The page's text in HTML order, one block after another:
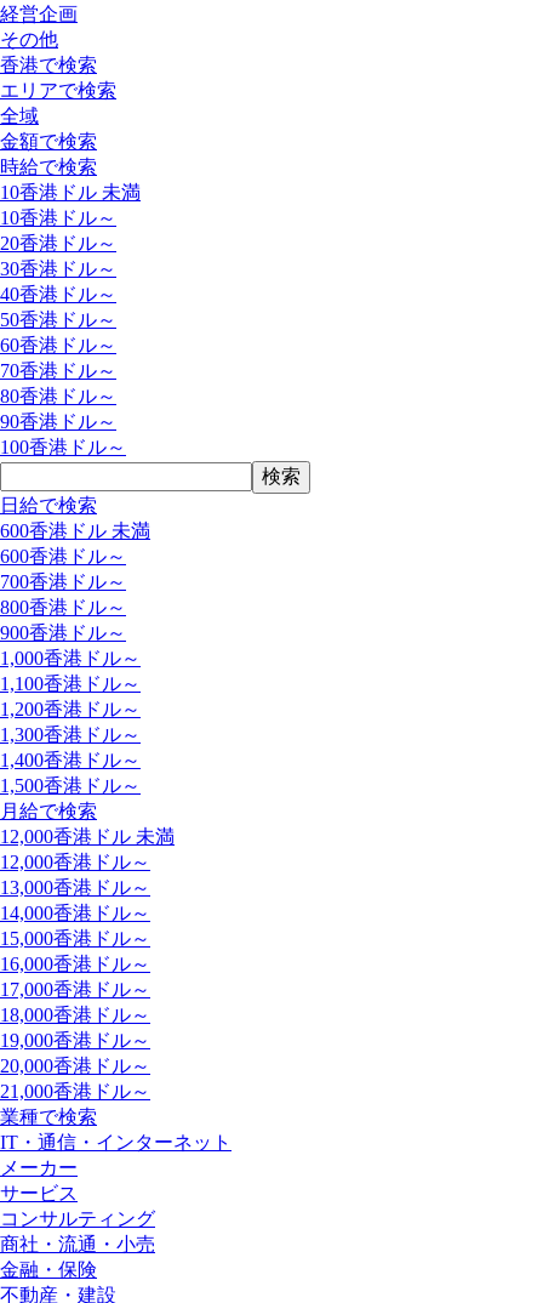
経営企画
その他
香港で検索
エリアで検索
全域
金額で検索
時給で検索
10香港ドル 未満
10香港ドル～
20香港ドル～
30香港ドル～
40香港ドル～
50香港ドル～
60香港ドル～
70香港ドル～
80香港ドル～
90香港ドル～
100香港ドル～
日給で検索
600香港ドル 未満
600香港ドル～
700香港ドル～
800香港ドル～
900香港ドル～
1,000香港ドル～
1,100香港ドル～
1,200香港ドル～
1,300香港ドル～
1,400香港ドル～
1,500香港ドル～
月給で検索
12,000香港ドル 未満
12,000香港ドル～
13,000香港ドル～
14,000香港ドル～
15,000香港ドル～
16,000香港ドル～
17,000香港ドル～
18,000香港ドル～
19,000香港ドル～
20,000香港ドル～
21,000香港ドル～
業種で検索
IT・通信・インターネット
メーカー
サービス
コンサルティング
商社・流通・小売
金融・保険
不動産・建設